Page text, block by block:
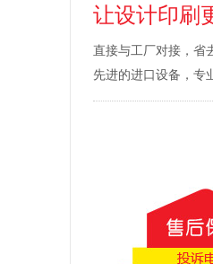
让设计印刷
直接与工厂对接，省
先进的进口设备，专